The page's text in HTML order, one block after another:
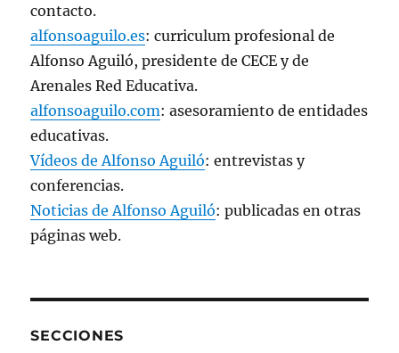
contacto.
alfonsoaguilo.es: curriculum profesional de
Alfonso Aguiló, presidente de CECE y de
Arenales Red Educativa.
alfonsoaguilo.com: asesoramiento de entidades
educativas.
Vídeos de Alfonso Aguiló: entrevistas y
conferencias.
Noticias de Alfonso Aguiló: publicadas en otras
páginas web.
SECCIONES